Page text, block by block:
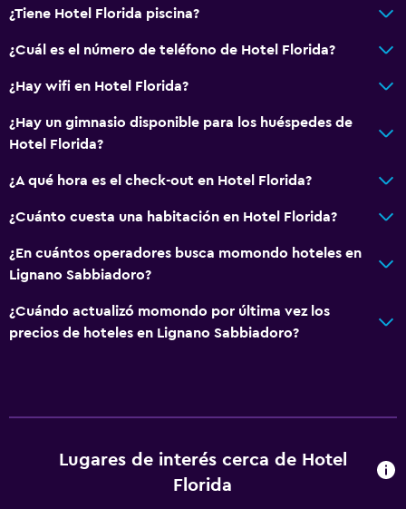
¿Tiene Hotel Florida piscina?
¿Cuál es el número de teléfono de Hotel Florida?
¿Hay wifi en Hotel Florida?
¿Hay un gimnasio disponible para los huéspedes de
Hotel Florida?
¿A qué hora es el check-out en Hotel Florida?
¿Cuánto cuesta una habitación en Hotel Florida?
¿En cuántos operadores busca momondo hoteles en
Lignano Sabbiadoro?
¿Cuándo actualizó momondo por última vez los
precios de hoteles en Lignano Sabbiadoro?
Lugares de interés cerca de Hotel
Florida